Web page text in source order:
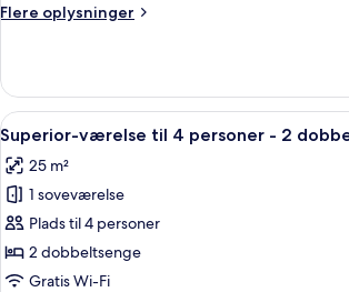
personer
enkeltsenge
Flere oplysninger
Flere
værelse
til
3
personer
3
enkeltsenge
Indlæs
alle
billeder
af
Superior-
værelse
til
Et
4
Superior-værelse til 4 personer - 2
25 m²
1 soveværelse
Plads til 4 personer
2 dobbeltsenge
Gratis Wi-Fi